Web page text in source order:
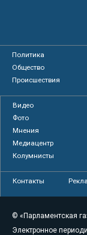
Политика
Общество
Происшествия
Видео
Фото
Мнения
Медиацентр
Колумнисты
Контакты
© «Парламентская
Электронное